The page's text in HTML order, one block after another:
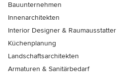
Bauunternehmen
Innenarchitekten
Interior Designer & Raumausstatter
Küchenplanung
Landschaftsarchitekten
Armaturen & Sanitärbedarf